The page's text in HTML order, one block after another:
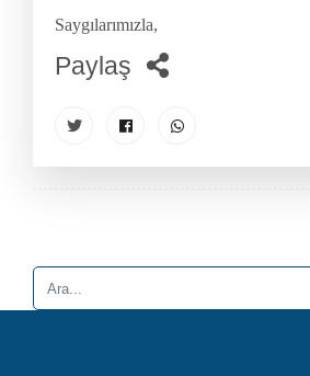
Saygılarımızla,
Paylaş